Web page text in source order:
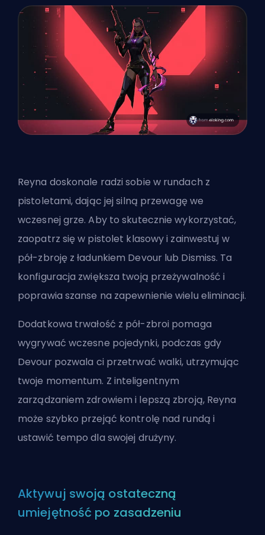
Reyna doskonale radzi sobie w rundach z
pistoletami, dając jej silną przewagę we
wczesnej grze. Aby to skutecznie wykorzystać,
zaopatrz się w pistolet klasowy i zainwestuj w
pół-zbroję z ładunkiem Devour lub Dismiss. Ta
konfiguracja zwiększa twoją przeżywalność i
poprawia szanse na zapewnienie wielu eliminacji.
Dodatkowa trwałość z pół-zbroi pomaga
wygrywać wczesne pojedynki, podczas gdy
Devour pozwala ci przetrwać walki, utrzymując
twoje momentum. Z inteligentnym
zarządzaniem zdrowiem i lepszą zbroją, Reyna
może szybko przejąć kontrolę nad rundą i
ustawić tempo dla swojej drużyny.
Aktywuj swoją ostateczną
umiejętność po zasadzeniu